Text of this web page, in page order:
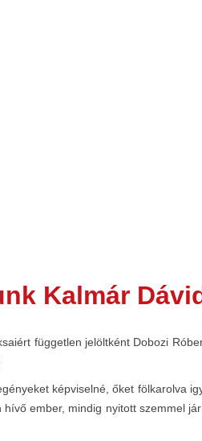
Kalmár
független jelöltként Dobozi
képviselné, őket fölkarolva
ember, mindig nyitott szemmel